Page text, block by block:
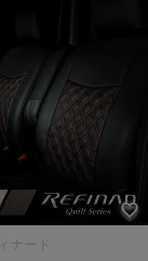
ナード